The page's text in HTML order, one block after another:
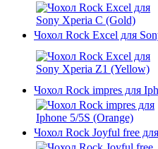
Чохол Rock Excel для
Чохол Rock impres для
Чохол Rock Joyful free